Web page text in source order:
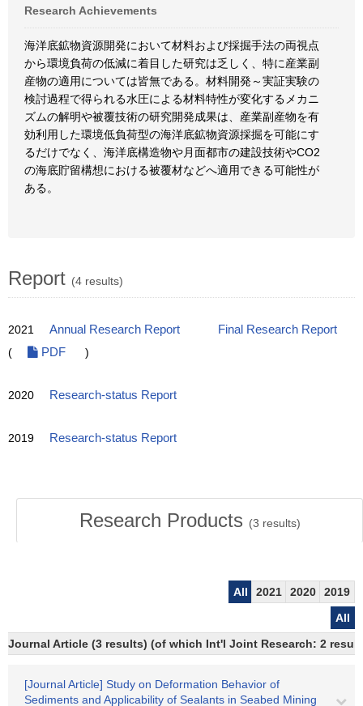
Research Achievements
海洋底鉱物資源開発において材料および採掘手法の両視点
から環境負荷の低減に着目した研究は乏しく、特に産業副
産物の適用については皆無である。材料開発～実証実験の
検討過程で得られる水圧による材料特性が変化するメカニ
ズムの解明や被覆技術の研究開発成果は、産業副産物を有
効利用した環境低負荷型の海洋底鉱物資源採掘を可能にす
るだけでなく、海洋底構造物や月面都市の建設技術やCO2
の海底貯留構想における被覆材などへ適用できる可能性が
ある。
Report (4 results)
2021 Annual Research Report
Final Research Report
(
PDF )
2020 Research-status Report
2019 Research-status Report
Research Products (3 results)
All 2021 2020
2019
All
Journal Article (3 results) (of which Int'l Joint Research: 2
[Journal Article] Study on Deformation Behavior of
Sediments and Applicability of Sealants in Seabed Mining